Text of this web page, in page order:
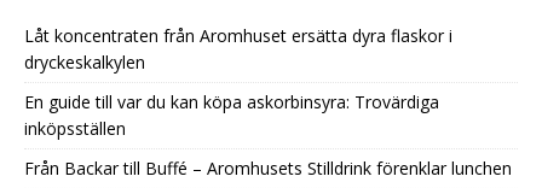
Låt koncentraten från Aromhuset ersätta dyra flaskor i
dryckeskalkylen
En guide till var du kan köpa askorbinsyra: Trovärdiga
inköpsställen
Från Backar till Buffé – Aromhusets Stilldrink förenklar lunchen